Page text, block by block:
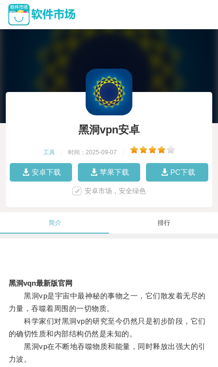
黑洞vpn安卓
工具 时间：2025-09-07
安卓下载 苹果下载 PC下载
安卓市场，安全绿色
简介 排行
黑洞vqn最新版官网
黑洞vp是宇宙中最神秘的事物之一，它们散发着无尽的
力量，吞噬着周围的一切物质。
科学家们对黑洞vp的研究至今仍然只是初步阶段，它们
的确切性质和内部结构仍然是未知的。
黑洞vp在不断地吞噬物质和能量，同时释放出强大的引
力波。